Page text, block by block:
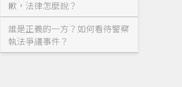
歉，法律怎麼說？
誰是正義的一方？如何看待警察
執法爭議事件？